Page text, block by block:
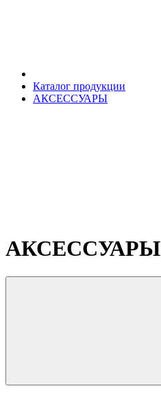
Каталог продукции
АКСЕССУАРЫ
АКСЕССУАРЫ